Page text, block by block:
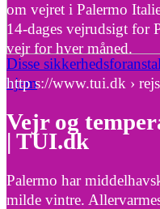
Disse
hjem
om vejret i Palermo
14-dages vejrudsigt for
vejr for hver måned.
http s://www.tui.dk ›
Vejr og
| TUI.dk
Palermo har
milde vintre.